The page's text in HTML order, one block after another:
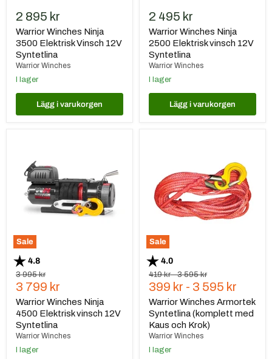
2 895 kr
Warrior Winches Ninja
3500 Elektrisk Vinsch 12V
Syntetlina
Warrior Winches
I lager
Lägg i varukorgen
2 495 kr
Warrior Winches Ninja
2500 Elektrisk vinsch 12V
Syntetlina
Warrior Winches
I lager
Lägg i varukorgen
Sale
4500
Elektrisk
vinsch
12V
Syntetlina
Betyg:
4.8
Ursprungspris
3 995 kr
Nuvarande
pris
3 799 kr
Warrior Winches Ninja
4500 Elektrisk vinsch 12V
Syntetlina
Warrior Winches
I lager
Sale
Syntetlina
(komplett
med
Kaus
och
Betyg:
4.0
Ursprungspris
419 kr-Ursprungspris
3 595 kr
399 kr - 3 595 kr
Warrior Winches Armortek
Syntetlina (komplett med
Kaus och Krok)
Warrior Winches
I lager